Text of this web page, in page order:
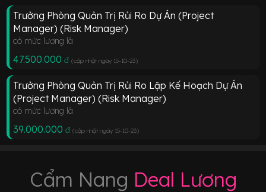
Trưởng Phòng Quản Trị Rủi Ro Dự Án (Project
Manager) (Risk Manager)
có mức lương là
47.500.000 đ (cập nhật ngày 15-10-23)
Trưởng Phòng Quản Trị Rủi Ro Lập Kế Hoạch Dự Án
(Project Manager) (Risk Manager)
có mức lương là
39.000.000 đ (cập nhật ngày 15-10-23)
Cẩm Nang Deal Lương